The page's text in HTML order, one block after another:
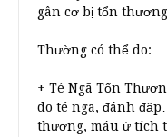
gân cơ bị tổn
Thường có thể do:
+ Té Ngã Tổn
do té ngã, đánh
thương, máu ứ tích